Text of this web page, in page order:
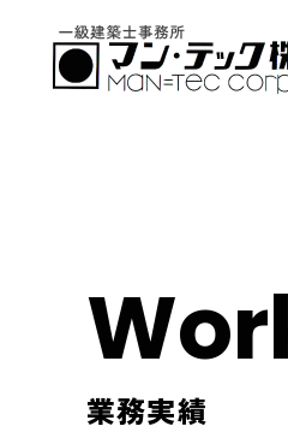
業務実績